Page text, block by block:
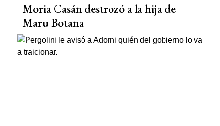
Moria Casán destrozó a la hija de
Maru Botana